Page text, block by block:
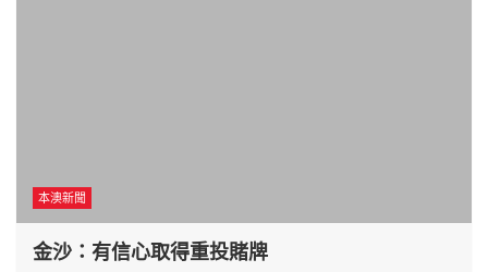
本澳新聞
金沙：有信心取得重投賭牌